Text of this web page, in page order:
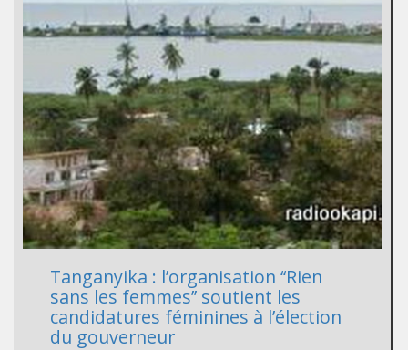
Tanganyika : l’organisation ‘‘Rien
sans les femmes’’ soutient les
candidatures féminines à l’élection
du gouverneur